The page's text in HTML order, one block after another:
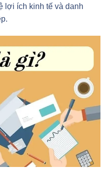
lợi ích kinh tế và danh